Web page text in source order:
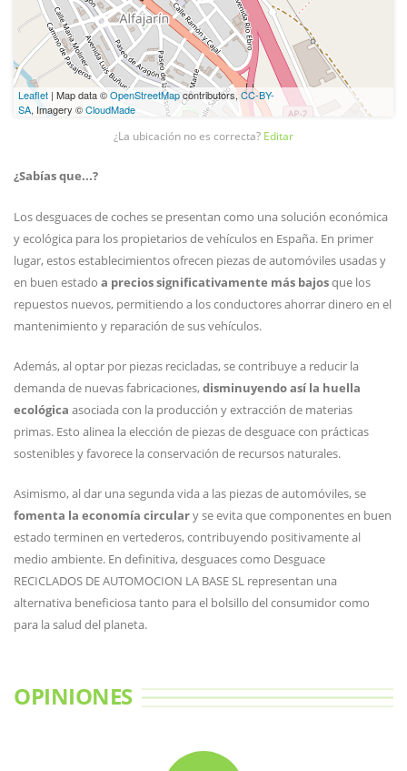
Leaflet | Map data ©OpenStreetMapcontributors,CC-BY-
SA, Imagery ©CloudMade
¿La ubicación no es correcta? Editar
¿Sabías que...?
Los desguaces de coches se presentan como una solución económica
y ecológica para los propietarios de vehículos en España. En primer
lugar, estos establecimientos ofrecen piezas de automóviles usadas y
en buen estado a precios significativamente más bajosque los
repuestos nuevos, permitiendo a los conductores ahorrar dinero en el
mantenimiento y reparación de sus vehículos.
Además, al optar por piezas recicladas, se contribuye a reducir la
demanda de nuevas fabricaciones,disminuyendo así la huella
ecológica asociada con la producción y extracción de materias
primas. Esto alinea la elección de piezas de desguace con prácticas
sostenibles y favorece la conservación de recursos naturales.
Asimismo, al dar una segunda vida a las piezas de automóviles, se
fomenta la economía circulary se evita que componentes en buen
estado terminen en vertederos, contribuyendo positivamente al
medio ambiente. En definitiva, desguaces como Desguace
RECICLADOS DE AUTOMOCION LA BASE SL representan una
alternativa beneficiosa tanto para el bolsillo del consumidor como
para la salud del planeta.
OPINIONES